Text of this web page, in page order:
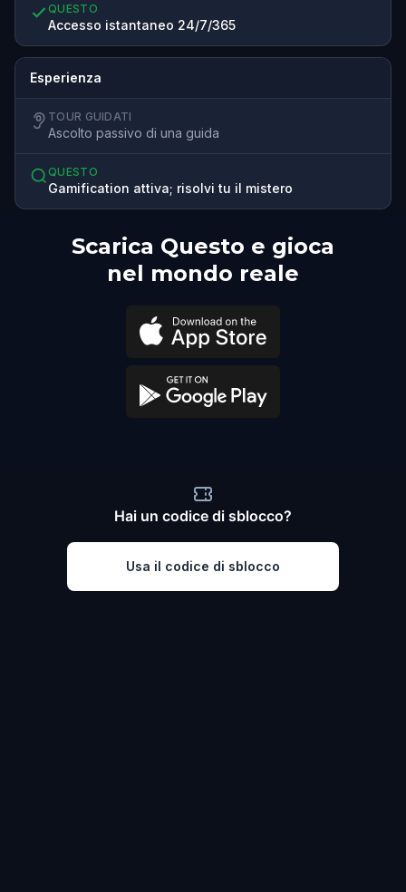
QUESTO
Accesso istantaneo 24/7/365
Esperienza
TOUR GUIDATI
Ascolto passivo di una guida
QUESTO
Gamification attiva; risolvi tu il mistero
Scarica Questo e gioca
nel mondo reale
Hai un codice di sblocco?
Usa il codice di sblocco